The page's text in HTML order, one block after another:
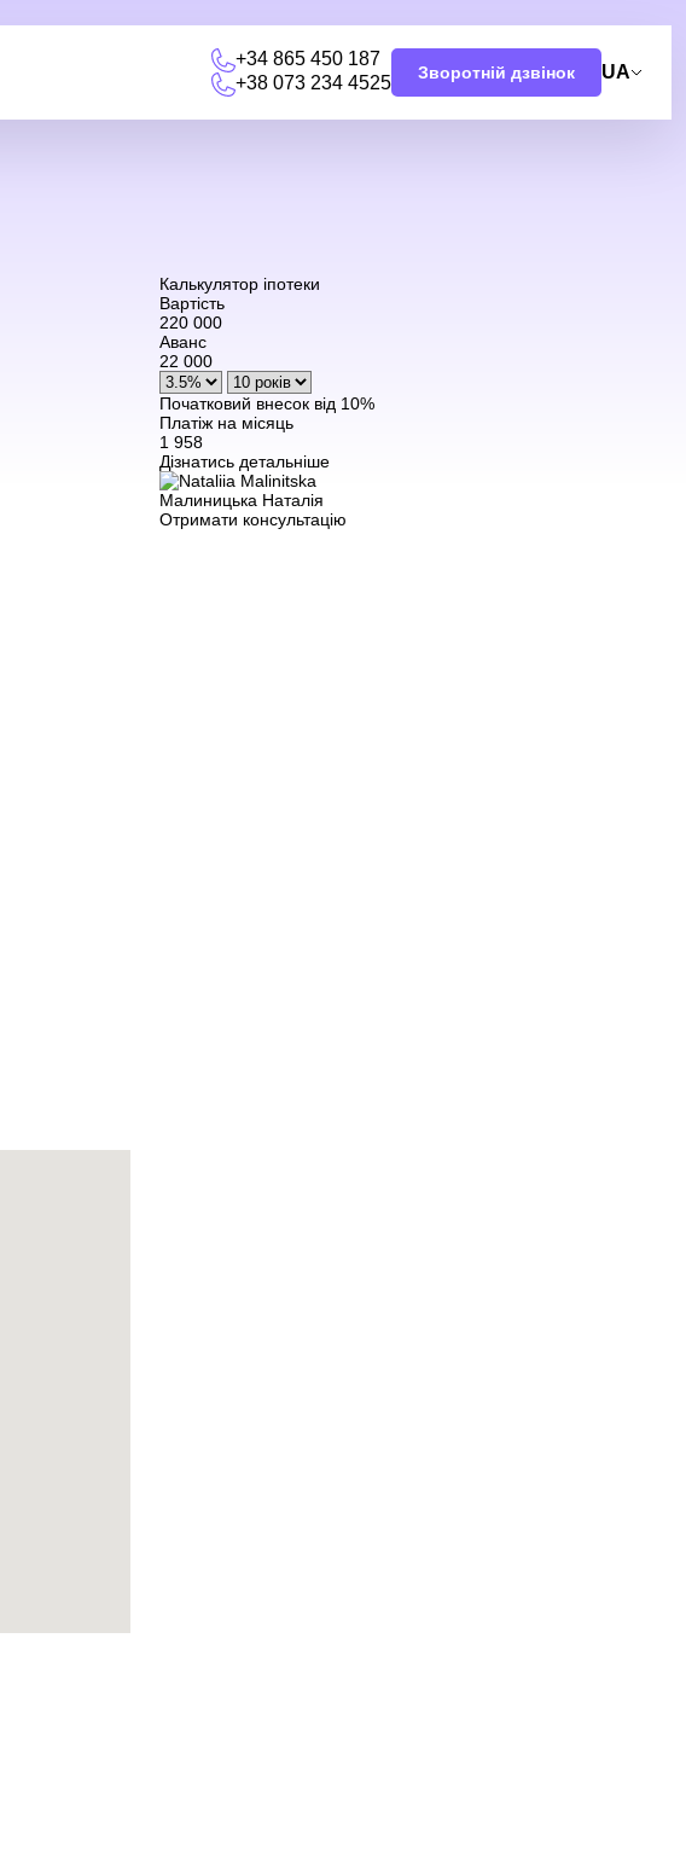
+34 865 450 187
+38 073 234 4525
Зворотній дзвінок UA
Калькулятор іпотеки
Вартість
220 000
Аванс
22 000
Початковий внесок від 10%
Платіж на місяць
1 958
Дізнатись детальніше
Малиницька Наталія
Отримати консультацію